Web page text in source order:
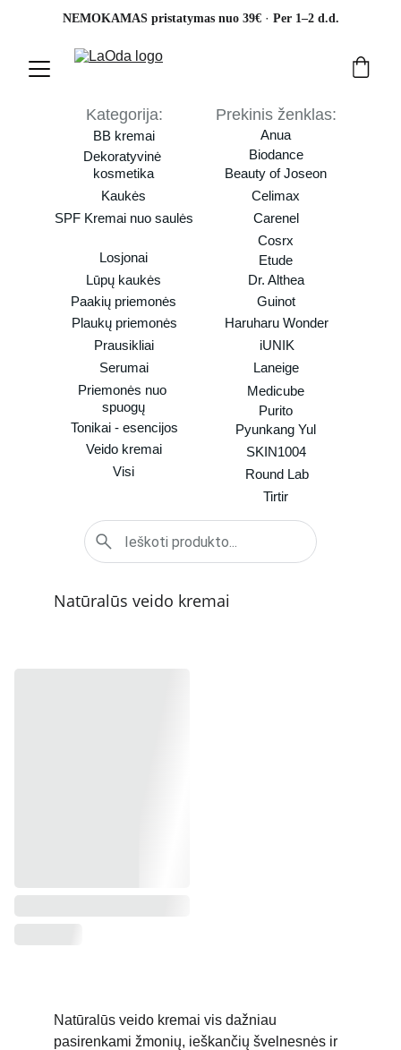
NEMOKAMAS pristatymas nuo 39€ · Per 1–2 d.d.
Kategorija:
Tonikai - esencijos
Serumai
Paakių priemonės
Veido kremai
Prausikliai
SPF Kremai nuo saulės
Losjonai
Lūpų kaukės
Priemonės nuo
spuogų
Prekinis ženklas:
Visi
Anua
Beauty of Joseon
Celimax
Cosrx
Guinot
Biodance
Pyunkang Yul
Purito
Round Lab
Laneige
Haruharu Wonder
SKIN1004
BB kremai
Medicube
Tirtir
Dekoratyvinė
kosmetika
Kaukės
Plaukų priemonės
Carenel
Etude
Dr. Althea
iUNIK
Natūralūs veido kremai
Natūralūs veido kremai vis dažniau
pasirenkami žmonių, ieškančių švelnesnės ir